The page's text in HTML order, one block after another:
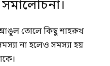
আঙুল তোলে কিছু শাহরুখ
না হলেও সমস্যা হয়